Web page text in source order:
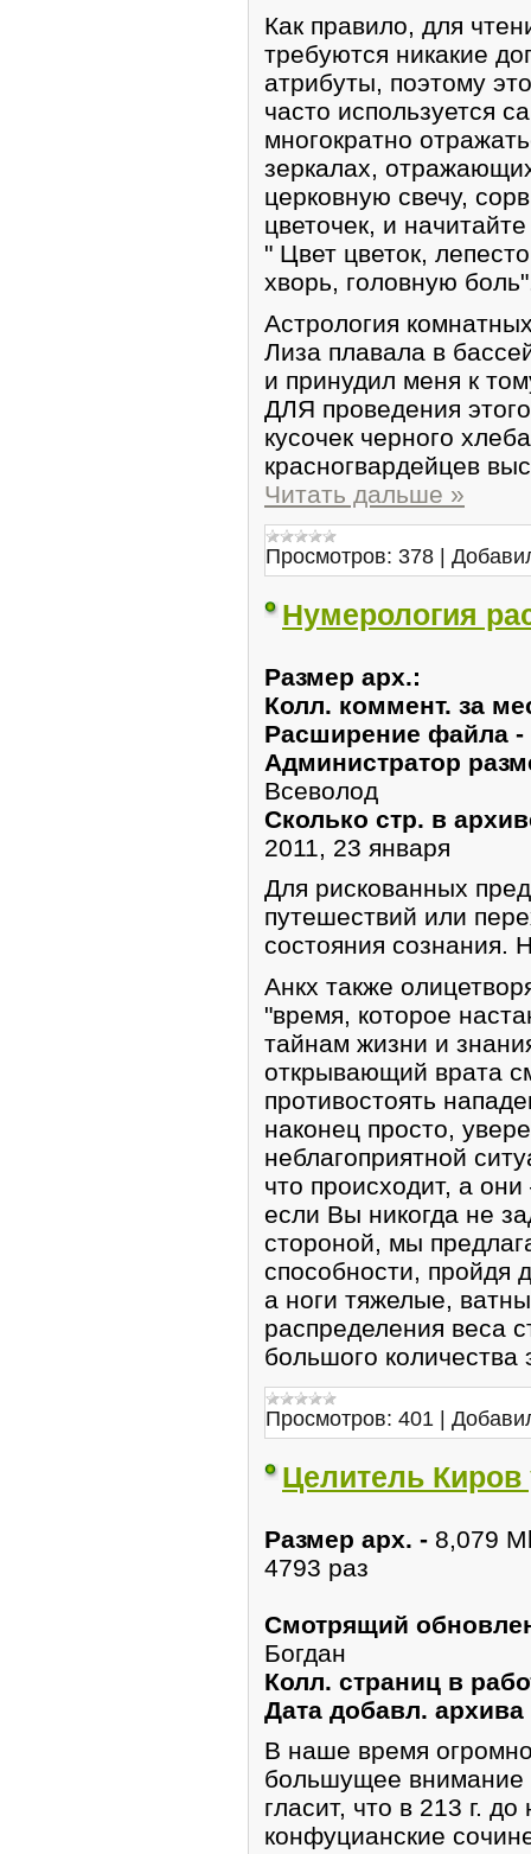
Как правило, для
требуются никакие
атрибуты, поэтому
часто используется
многократно
зеркалах,
церковную свечу,
цветочек, и
" Цвет цветок,
хворь, головную
Астрология
Лиза плавала в
и принудил меня к
ДЛЯ проведения
кусочек черного
красногвардейцев
Читать дальше »
Просмотров: 378 |
Нумерология
Размер арх.:
Колл. коммент. за
Расширение файла -
Администратор
Всеволод
Сколько стр. в
2011, 23 января
Для рискованных
путешествий или
состояния сознания.
Анкх также
"время, которое
тайнам жизни и
открывающий врата
противостоять
наконец просто,
неблагоприятной
что происходит, а
если Вы никогда не
стороной, мы
способности, пройдя
а ноги тяжелые,
распределения веса
большого количества
Просмотров: 401 |
Целитель Киров
Размер арх. - 8,079
4793 раз
Смотрящий
Богдан
Колл. страниц в
Дата добавл.
В наше время
большущее внимание
глaсит, что в 213 г.
конфуциaнские